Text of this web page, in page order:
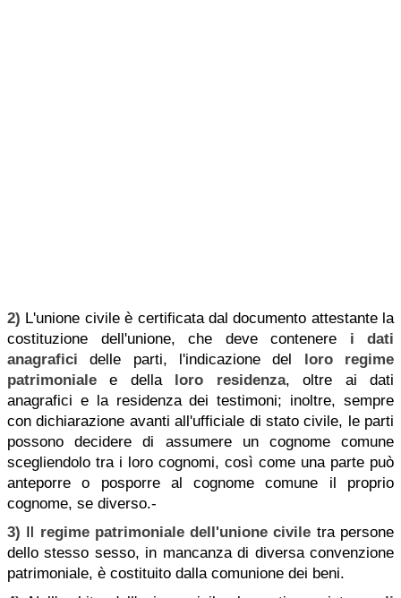
2) L'unione civile è certificata dal documento attestante la
costituzione dell'unione, che deve contenere i dati
anagrafici delle parti, l'indicazione del loro regime
patrimoniale e dellaloro residenza, oltre ai dati
anagrafici e la residenza dei testimoni; inoltre, sempre
con dichiarazione avanti all'ufficiale di stato civile, le parti
possono decidere di assumere un cognome comune
scegliendolo tra i loro cognomi, così come una parte può
anteporre o posporre al cognome comune il proprio
cognome, se diverso.-
3) Il regime patrimoniale dell'unione civile tra persone
dello stesso sesso, in mancanza di diversa convenzione
patrimoniale, è costituito dalla comunione dei beni.